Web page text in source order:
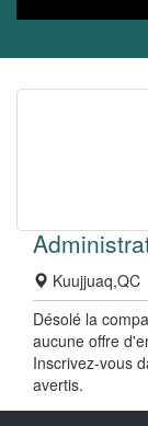
Kuujjuaq,QC
Désolé la
aucune offre
Inscrivez-vous
avertis.